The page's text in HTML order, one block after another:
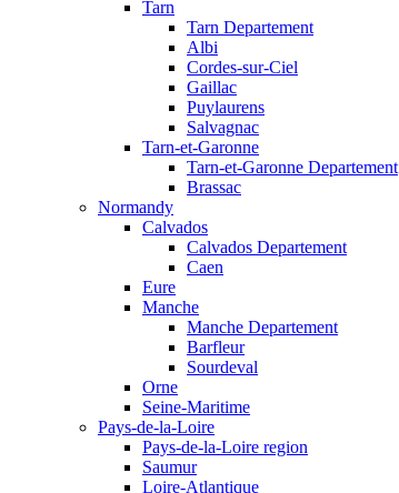
Tarn
Tarn Departement
Albi
Cordes-sur-Ciel
Gaillac
Puylaurens
Salvagnac
Tarn-et-Garonne
Tarn-et-Garonne Departement
Brassac
Normandy
Calvados
Calvados Departement
Caen
Eure
Manche
Manche Departement
Barfleur
Sourdeval
Orne
Seine-Maritime
Pays-de-la-Loire
Pays-de-la-Loire region
Saumur
Loire-Atlantique